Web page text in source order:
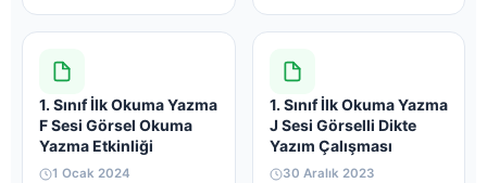
1. Sınıf İlk Okuma Yazma
F Sesi Görsel Okuma
Yazma Etkinliği
1 Ocak 2024
1. Sınıf İlk Okuma Yazma
J Sesi Görselli Dikte
Yazım Çalışması
30 Aralık 2023